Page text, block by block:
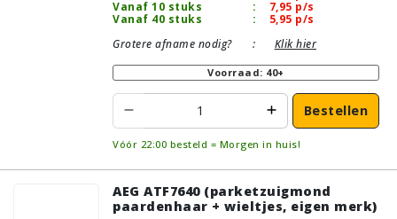
Vanaf 10 stuks
: 7,95 p/s
Vanaf 40 stuks
: 5,95 p/s
Grotere afname nodig?
: Klik hier
Voorraad: 40+
Bestellen
Vóór 22:00 besteld = Morgen in huis!
AEG ATF7640 (parketzuigmond
paardenhaar + wieltjes, eigen merk)